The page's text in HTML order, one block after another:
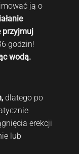
ją o
przyjmuj
godzin!
wodą.
dlatego po
erekcji
lub